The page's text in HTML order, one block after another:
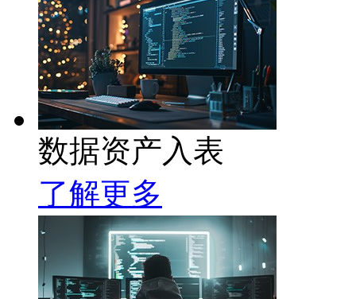
数据资产入表
了解更多